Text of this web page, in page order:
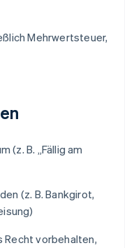
Mehrwertsteuer,
(z. B. „Fällig am
(z. B. Bankgirot,
Recht vorbehalten,